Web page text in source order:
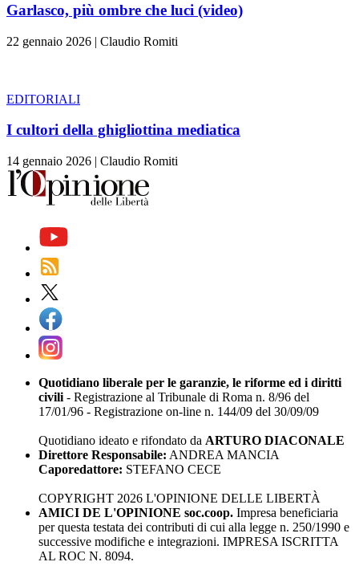
Garlasco, più ombre che luci (video)
22 gennaio 2026 | Claudio Romiti
EDITORIALI
I cultori della ghigliottina mediatica
14 gennaio 2026 | Claudio Romiti
Quotidiano liberale per le garanzie, le riforme ed i diritti
civili - Registrazione al Tribunale di Roma n. 8/96 del
17/01/96 - Registrazione on-line n. 144/09 del 30/09/09
Quotidiano ideato e rifondato da ARTURO DIACONALE
Direttore Responsabile: ANDREA MANCIA
Caporedattore: STEFANO CECE
COPYRIGHT 2026 L'OPINIONE DELLE LIBERTÀ
AMICI DE L'OPINIONE soc.coop. Impresa beneficiaria
per questa testata dei contributi di cui alla legge n. 250/1990 e
successive modifiche e integrazioni. IMPRESA ISCRITTA
AL ROC N. 8094.